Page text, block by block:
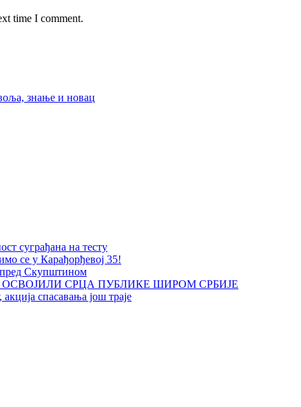
time I comment.
знање и новац
суграђана на тесту
се у Карађорђевој 35!
пред Скупштином
СРЦА ПУБЛИКЕ ШИРОМ СРБИЈЕ
спасавања још траје